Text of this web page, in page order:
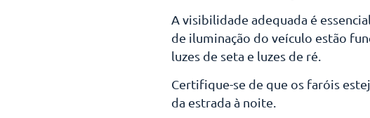
A visibilidade adequada é
de iluminação do veículo estão
luzes de seta e luzes de ré.
Certifique-se de que os faróis
da estrada à noite.